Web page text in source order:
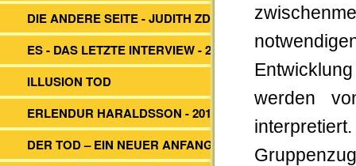
DIE ANDERE SEITE - JUDITH ZDESAR
ES - DAS LETZTE INTERVIEW - 2014
ILLUSION TOD
ERLENDUR HARALDSSON - 2017
DER TOD – EIN NEUER ANFANG?
werden